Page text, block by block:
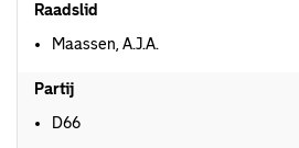
Raadslid
Maassen, A.J.A.
Partij
D66